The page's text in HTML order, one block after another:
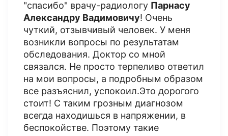
"спасибо" врачу-радиологу Парнасу
Александру Вадимовичу! Очень
чуткий, отзывчивый человек. У меня
возникли вопросы по результатам
обследования. Доктор со мной
связался. Не просто терпеливо ответил
на мои вопросы, а подробным образом
все разъяснил, успокоил.Это дорогого
стоит! С таким грозным диагнозом
всегда находишься в напряжении, в
беспокойстве. Поэтому такие